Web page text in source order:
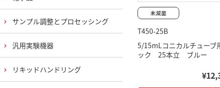
T450-25B
5/15mLコニカルチューブ
ック 25本立 ブルー
サンプル調整とプロセッシング
汎用実験機器
リキッドハンドリング